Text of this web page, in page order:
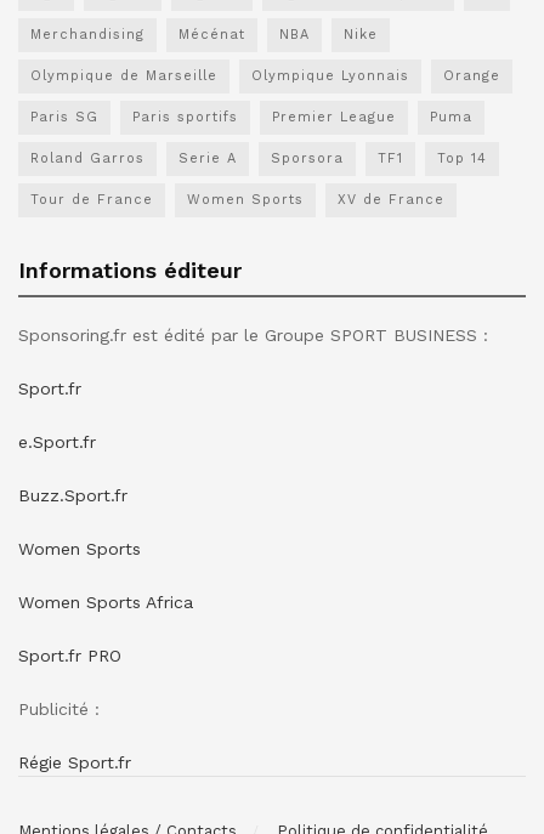
Merchandising Mécénat NBA Nike
Olympique de Marseille Olympique Lyonnais Orange
Paris SG Paris sportifs Premier League Puma
Roland Garros Serie A Sporsora TF1 Top 14
Tour de France Women Sports XV de France
Informations éditeur
Sponsoring.fr est édité par le Groupe SPORT BUSINESS :
Sport.fr
e.Sport.fr
Buzz.Sport.fr
Women Sports
Women Sports Africa
Sport.fr PRO
Publicité :
Régie Sport.fr